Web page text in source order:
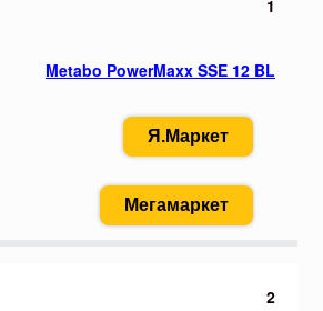
1
Metabo PowerMaxx SSE 12 BL
Я.Маркет
Мегамаркет
2